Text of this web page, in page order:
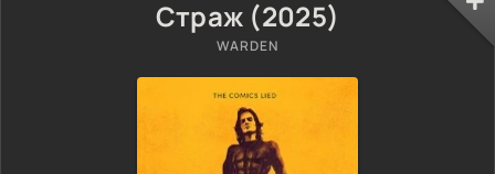
Страж (2025)
WARDEN